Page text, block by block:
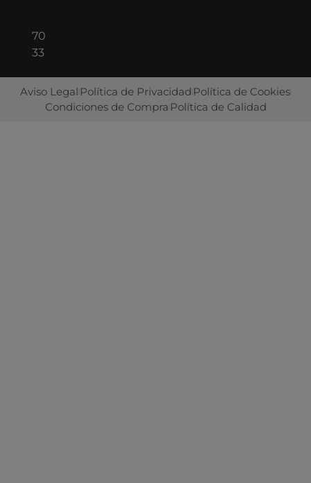
70
33
Aviso Legal Política de Privacidad Política de Cookies
Condiciones de Compra Política de Calidad